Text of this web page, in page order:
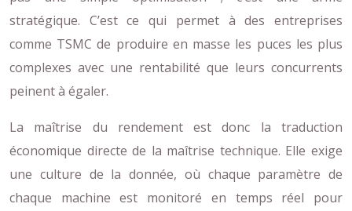
stratégique. C’est ce qui permet à des entreprises
comme TSMC de produire en masse les puces les plus
complexes avec une rentabilité que leurs concurrents
peinent à égaler.
La maîtrise du rendement est donc la traduction
économique directe de la maîtrise technique. Elle exige
une culture de la donnée, où chaque paramètre de
chaque machine est monitoré en temps réel pour